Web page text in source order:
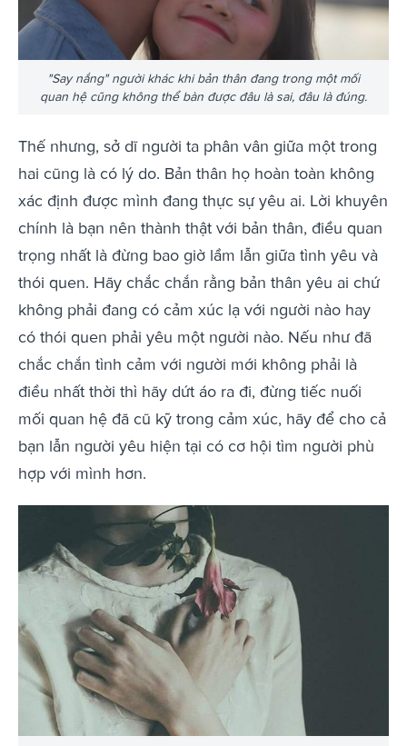
"Say nắng" người khác khi bản thân đang trong một mối
quan hệ cũng không thể bàn được đâu là sai, đâu là đúng.
Thế nhưng, sở dĩ người ta phân vân giữa một trong
hai cũng là có lý do. Bản thân họ hoàn toàn không
xác định được mình đang thực sự yêu ai. Lời khuyên
chính là bạn nên thành thật với bản thân, điều quan
trọng nhất là đừng bao giờ lầm lẫn giữa tình yêu và
thói quen. Hãy chắc chắn rằng bản thân yêu ai chứ
không phải đang có cảm xúc lạ với người nào hay
có thói quen phải yêu một người nào. Nếu như đã
chắc chắn tình cảm với người mới không phải là
điều nhất thời thì hãy dứt áo ra đi, đừng tiếc nuối
mối quan hệ đã cũ kỹ trong cảm xúc, hãy để cho cả
bạn lẫn người yêu hiện tại có cơ hội tìm người phù
hợp với mình hơn.